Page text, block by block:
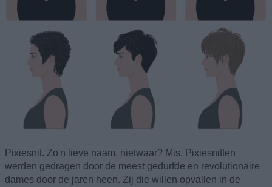
Pixiesnit. Zo'n lieve naam, nietwaar? Mis. Pixiesnitten
werden gedragen door de meest gedurfde en revolutionaire
dames door de jaren heen. Zij die willen opvallen in de